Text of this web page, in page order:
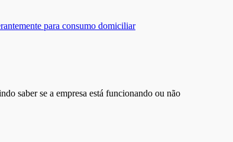
para consumo domiciliar
saber se a empresa está funcionando ou não